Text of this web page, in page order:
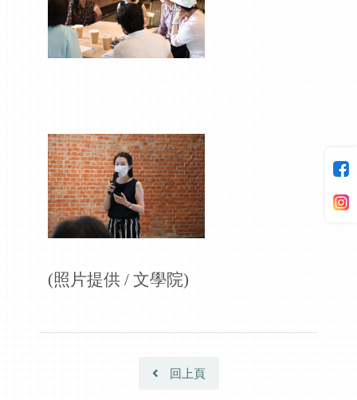
(照片提供 / 文學院)
回上頁